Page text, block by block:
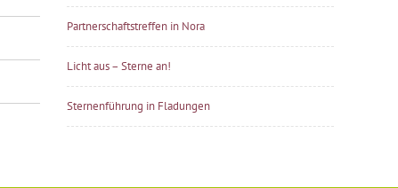
Partnerschaftstreffen in Nora
Licht aus – Sterne an!
Sternenführung in Fladungen